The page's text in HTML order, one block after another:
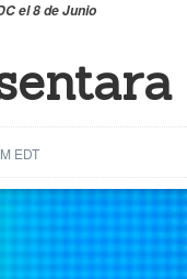
el 8 de Junio
EDT